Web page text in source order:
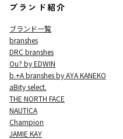
ブランド紹介
ブランド一覧
branshes
DRC branshes
Ou? by EDWIN
b.+A branshes by AYA KANEKO
aBity select.
THE NORTH FACE
NAUTICA
Champion
JAMIE KAY